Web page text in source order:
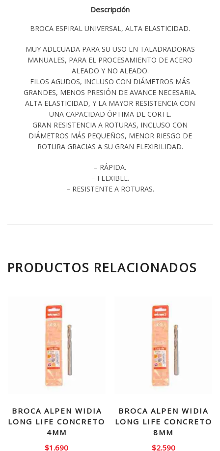
Descripción
BROCA ESPIRAL UNIVERSAL, ALTA ELASTICIDAD.
MUY ADECUADA PARA SU USO EN TALADRADORAS
MANUALES, PARA EL PROCESAMIENTO DE ACERO
ALEADO Y NO ALEADO.
FILOS AGUDOS, INCLUSO CON DIÁMETROS MÁS
GRANDES, MENOS PRESIÓN DE AVANCE NECESARIA.
ALTA ELASTICIDAD, Y LA MAYOR RESISTENCIA CON
UNA CAPACIDAD ÓPTIMA DE CORTE.
GRAN RESISTENCIA A ROTURAS, INCLUSO CON
DIÁMETROS MÁS PEQUEÑOS, MENOR RIESGO DE
ROTURA GRACIAS A SU GRAN FLEXIBILIDAD.
– RÁPIDA.
– FLEXIBLE.
– RESISTENTE A ROTURAS.
PRODUCTOS RELACIONADOS
BROCA ALPEN WIDIA
LONG LIFE CONCRETO
4MM
$1.690
BROCA ALPEN WIDIA
LONG LIFE CONCRETO
8MM
$2.590